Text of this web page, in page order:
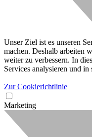
Unser Ziel ist es unseren
machen. Deshalb arbeiten
weiter zu verbessern. In
Services analysieren und in
Zur Cookierichtlinie
Marketing